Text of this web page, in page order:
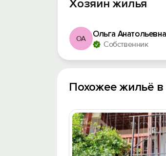
Хозяин жилья
ОА Ольга Анатольевна
Собственник
Похожее жильё